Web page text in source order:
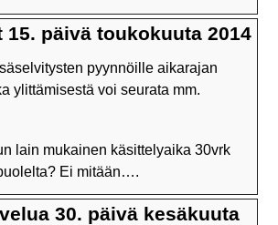
päivä toukokuuta 2014
pyynnöille aikarajan
ylittämisestä voi seurata mm.
lain mukainen käsittelyaika 30vrk
Ei mitään….
30. päivä kesäkuuta